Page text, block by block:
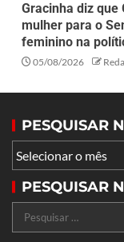
Gracinha diz que
mulher para o
feminino na
05/08/2026
PESQUISAR
PESQUISAR